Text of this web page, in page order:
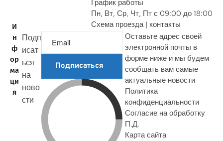
График работы
Пн, Вт, Ср, Чт, Пт с 09:00 до 18:00
Схема проезда | контакты
И
н
ф
ор
ма
ци
я
Подп
исат
ься
на
ново
сти
Подписаться
Оставьте адрес своей
электронной почты в
форме ниже и мы будем
сообщать вам самые
актуальные новости
Политика
конфиденциальности
Согласие на обработку
П.Д.
Карта сайта